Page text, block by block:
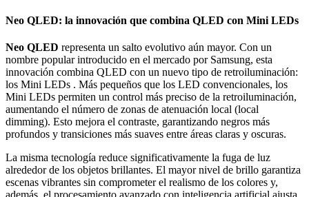
Neo QLED: la innovación que combina QLED con Mini LEDs
Neo QLED representa un salto evolutivo aún mayor. Con un
nombre popular introducido en el mercado por Samsung, esta
innovación combina QLED con un nuevo tipo de retroiluminación:
los Mini LEDs . Más pequeños que los LED convencionales, los
Mini LEDs permiten un control más preciso de la retroiluminación,
aumentando el número de zonas de atenuación local (local
dimming). Esto mejora el contraste, garantizando negros más
profundos y transiciones más suaves entre áreas claras y oscuras.
La misma tecnología reduce significativamente la fuga de luz
alrededor de los objetos brillantes. El mayor nivel de brillo garantiza
escenas vibrantes sin comprometer el realismo de los colores y,
además, el procesamiento avanzado con inteligencia artificial ajusta